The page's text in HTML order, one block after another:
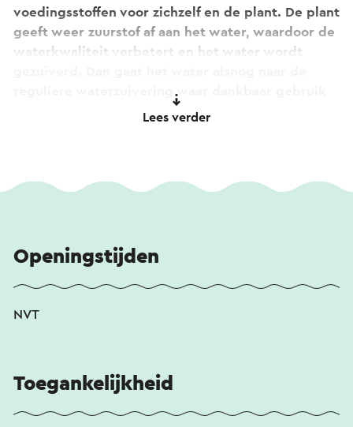
voedingsstoffen voor zichzelf en de plant. De plant
geeft weer zuurstof af aan het water, waardoor de
waterkwaliteit verbetert en het water wordt
reguliere waterzuivering waar dankbaar gebruik
wordt gemaakt van de goede bacteriën in dit
Lees verder
Openingstijden
NVT
Toegankelijkheid